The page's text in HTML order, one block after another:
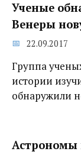
Ученые
Венеры
22.09.2017
Группа
истории
обнаружили
Астрономы